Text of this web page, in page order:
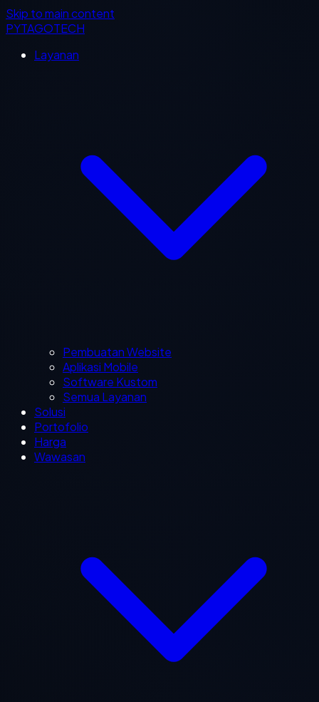
Skip to main content
PYTAGOTECH
Layanan
Pembuatan Website
Aplikasi Mobile
Software Kustom
Semua Layanan
Solusi
Portofolio
Harga
Wawasan